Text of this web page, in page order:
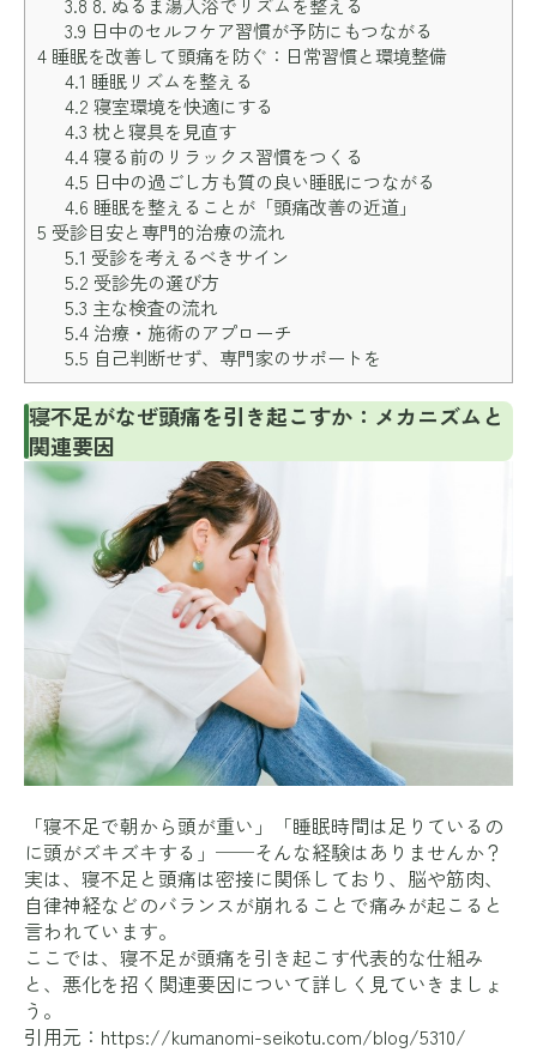
3.9 日中のセルフケア習慣が予防にもつながる
4 睡眠を改善して頭痛を防ぐ：日常習慣と環境整備
4.1 睡眠リズムを整える
4.2 寝室環境を快適にする
4.3 枕と寝具を見直す
4.4寝る前のリラックス習慣をつくる
4.5 日中の過ごし方も質の良い睡眠につながる
4.6 睡眠を整えることが「頭痛改善の近道」
5 受診目安と専門的治療の流れ
5.1 受診を考えるべきサイン
5.2 受診先の選び方
5.3 主な検査の流れ
5.4治療・施術のアプローチ
5.5 自己判断せず、専門家のサポートを
寝不足がなぜ頭痛を引き起こすか：メカニズムと
関連要因
「寝不足で朝から頭が重い」「睡眠時間は足りているの
に頭がズキズキする」──そんな経験はありませんか？
実は、寝不足と頭痛は密接に関係しており、脳や筋肉、
自律神経などのバランスが崩れることで痛みが起こると
言われています。
ここでは、寝不足が頭痛を引き起こす代表的な仕組み
と、悪化を招く関連要因について詳しく見ていきましょ
う。
引用元： https://kumanomi-seikotu.com/blog/5310/